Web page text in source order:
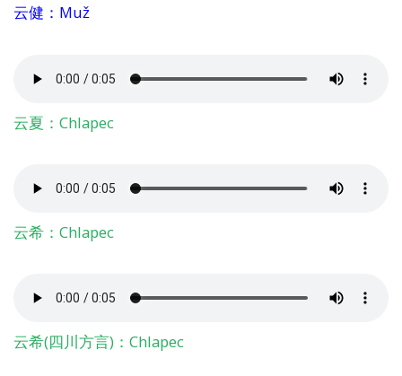
云健：Muž
云夏：Chlapec
云希：Chlapec
云希(四川方言)：Chlapec